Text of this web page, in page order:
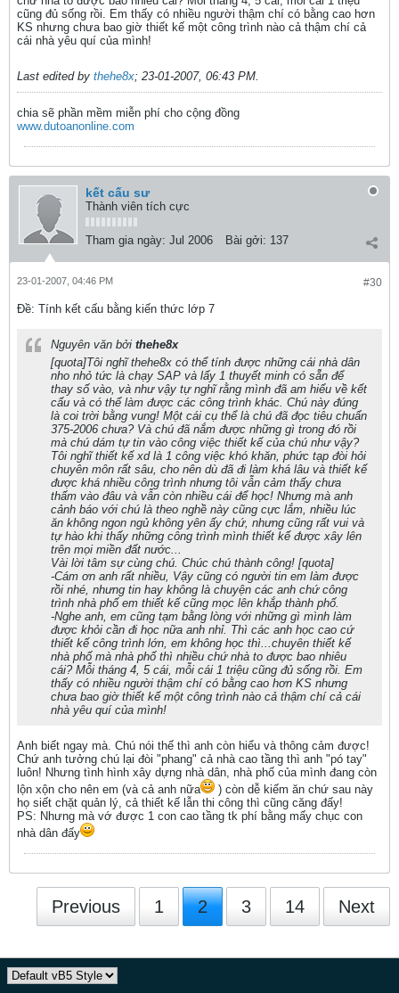
cũng đủ sống rồi. Em thấy có nhiều người thậm chí có bằng cao hơn
KS nhưng chưa bao giờ thiết kế một công trình nào cả thậm chí cả
cái nhà yêu quí của mình!
Last edited by thehe8x; 23-01-2007, 06:43 PM.
chia sẽ phần mềm miễn phí cho cộng đồng
www.dutoanonline.com
kết cấu sư
Thành viên tích cực
Tham gia ngày: Jul 2006 Bài gởi: 137
#30
23-01-2007, 04:46 PM
Ðề: Tính kết cấu bằng kiến thức lớp 7
Nguyên văn bởi thehe8x
[quota]Tôi nghĩ thehe8x có thể tính được những cái nhà dân
nho nhỏ tức là chạy SAP và lấy 1 thuyết minh có sẵn để
thay số vào, và như vậy tự nghĩ rằng mình đã am hiểu về kết
cấu và có thể làm được các công trình khác. Chú này đúng
là coi trời bằng vung! Một cái cụ thể là chú đã đọc tiêu chuẩn
375-2006 chưa? Và chú đã nắm được những gì trong đó rồi
mà chú dám tự tin vào công việc thiết kế của chú như vậy?
Tôi nghĩ thiết kế xd là 1 công việc khó khăn, phức tạp đòi hỏi
chuyên môn rất sâu, cho nên dù đã đi làm khá lâu và thiết kế
được khá nhiều công trình nhưng tôi vẫn cảm thấy chưa
thấm vào đâu và vẫn còn nhiều cái để học! Nhưng mà anh
cảnh báo với chú là theo nghề này cũng cực lắm, nhiều lúc
ăn không ngon ngủ không yên ấy chứ, nhưng cũng rất vui và
tự hào khi thấy những công trình mình thiết kế được xây lên
trên mọi miền đất nước...
Vài lời tâm sự cùng chú. Chúc chú thành công! [quota]
-Cám ơn anh rất nhiều, Vậy cũng có người tin em làm được
rồi nhé, nhưng tin hay không là chuyện các anh chứ công
trình nhà phố em thiết kế cũng mọc lên khắp thành phố.
-Nghe anh, em cũng tạm bằng lòng với những gì mình làm
được khỏi cần đi học nữa anh nhỉ. Thì các anh học cao cứ
thiết kế công trình lớn, em không học thì...chuyên thiết kế
nhà phố mà nhà phố thì nhiều chứ nhà to được bao nhiêu
cái? Mỗi tháng 4, 5 cái, mỗi cái 1 triệu cũng đủ sống rồi. Em
thấy có nhiều người thậm chí có bằng cao hơn KS nhưng
chưa bao giờ thiết kế một công trình nào cả thậm chí cả cái
nhà yêu quí của mình!
Anh biết ngay mà. Chú nói thế thì anh còn hiểu và thông cảm được!
Chứ anh tưởng chú lại đòi "phang" cả nhà cao tầng thì anh "pó tay"
luôn! Nhưng tình hình xây dựng nhà dân, nhà phố của mình đang còn
lộn xộn cho nên em (và cả anh nữa
) còn dễ kiếm ăn chứ sau này
họ siết chặt quản lý, cả thiết kế lẫn thi công thì cũng căng đấy!
PS: Nhưng mà vớ được 1 con cao tầng tk phí bằng mấy chục con
nhà dân đấy
Previous 1 2 3 14 Next